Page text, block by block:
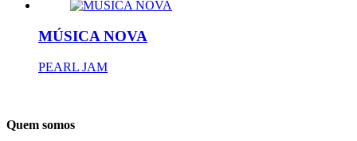
MÚSICA NOVA
PEARL JAM
Quem somos